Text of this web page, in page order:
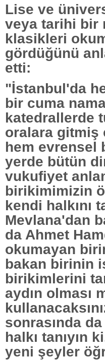
Lise ve
veya tarihi bir
klasikleri
gördüğünü
etti:
"İstanbul'da
bir cuma
katedrallerde
oralara gitmiş
hem evrensel
yerde bütün
vukufiyet
birikimimizin
kendi halkını
Mevlana'dan
da Ahmet
okumayan
bakan birinin
birikimlerini
aydın olması
sonrasında
halkı tanıyın
yeni şeyler